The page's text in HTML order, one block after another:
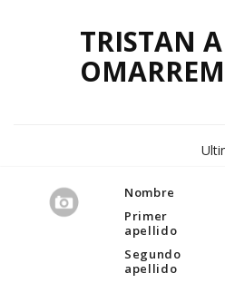
TRISTAN
Nombre
Primer
apellido
Segundo
apellido